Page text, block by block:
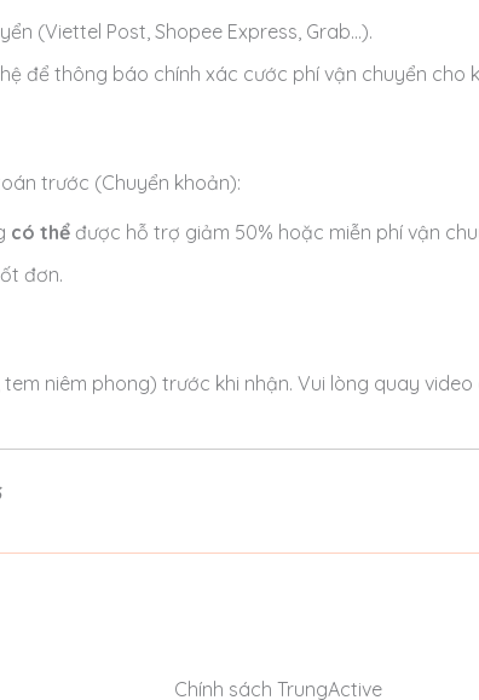
(Viettel Post, Shopee Express, Grab…).
để thông báo chính xác cước phí vận chuyển cho
trước (Chuyển khoản):
có thể được hỗ trợ giảm 50% hoặc miễn phí vận
đơn.
niêm phong) trước khi nhận. Vui lòng quay
Chính sách TrungActive